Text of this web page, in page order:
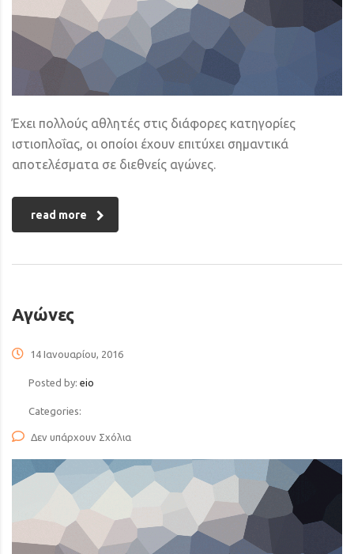
Έχει πολλούς αθλητές στις διάφορες κατηγορίες
ιστιοπλοΐας, οι οποίοι έχουν επιτύχει σημαντικά
αποτελέσματα σε διεθνείς αγώνες.
read more
Αγώνες
14 Ιανουαρίου, 2016
Posted by: eio
Categories:
Δεν υπάρχουν Σχόλια